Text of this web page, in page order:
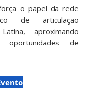
o papel da rede
de articulação
aproximando
oportunidades de